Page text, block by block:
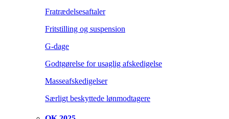
Fratrædelsesaftaler
Fritstilling og suspension
G-dage
Godtgørelse for usaglig afskedigelse
Masseafskedigelser
Særligt beskyttede lønmodtagere